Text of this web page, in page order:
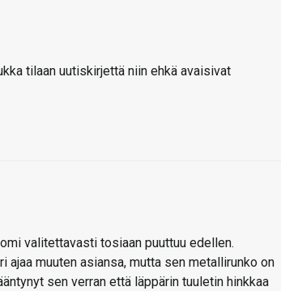
tilaan uutiskirjettä niin ehkä avaisivat
valitettavasti tosiaan puuttuu edellen.
muuten asiansa, mutta sen metallirunko on
sen verran että läppärin tuuletin hinkkaa